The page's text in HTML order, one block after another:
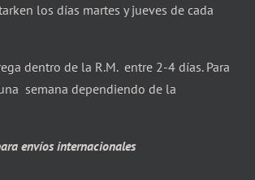
los días martes y jueves de cada
dentro de la R.M. entre 2-4 días. Para
semana dependiendo de la
envíos internacionales